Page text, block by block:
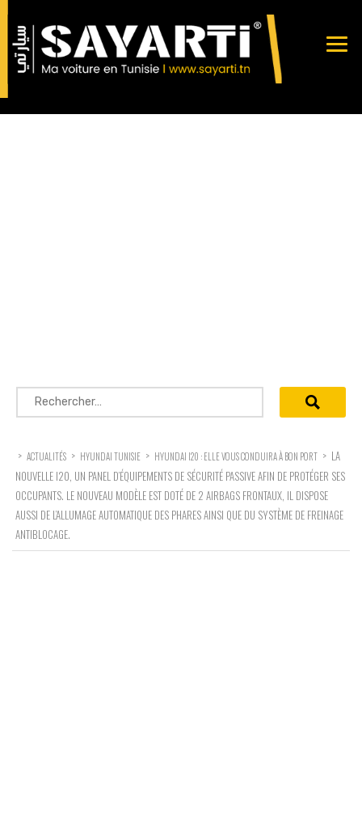
Rechercher :
> ACTUALITÉS > HYUNDAI TUNISIE > HYUNDAI I20 : ELLE VOUS CONDUIRA À BON PORT > LA
NOUVELLE I20, UN PANEL D’ÉQUIPEMENTS DE SÉCURITÉ PASSIVE AFIN DE PROTÉGER SES
OCCUPANTS. LE NOUVEAU MODÈLE EST DOTÉ DE 2 AIRBAGS FRONTAUX, IL DISPOSE
AUSSI DE L’ALLUMAGE AUTOMATIQUE DES PHARES AINSI QUE DU SYSTÈME DE FREINAGE
ANTIBLOCAGE.